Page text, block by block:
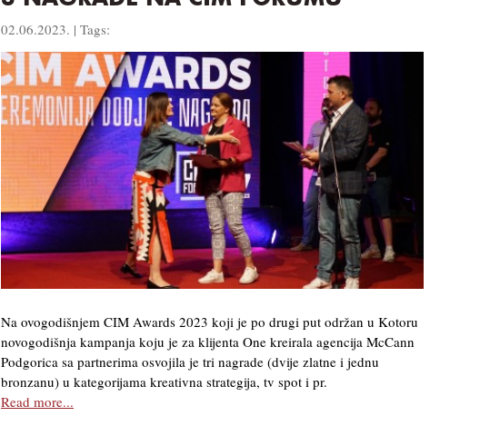
02.06.2023. | Tags:
Na ovogodišnjem CIM Awards 2023 koji je po drugi put održan u Kotoru
novogodišnja kampanja koju je za klijenta One kreirala agencija McCann
Podgorica sa partnerima osvojila je tri nagrade (dvije zlatne i jednu
bronzanu) u kategorijama kreativna strategija, tv spot i pr.
Read more...